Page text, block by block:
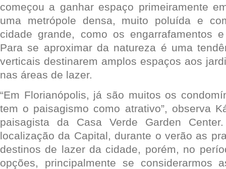
começou a ganhar espaço primeiramente
uma metrópole densa, muito poluída e
cidade grande, como os engarrafamentos
Para se aproximar da natureza é uma
verticais destinarem amplos espaços aos
nas áreas de lazer.
“Em Florianópolis, já são muitos os
tem o paisagismo como atrativo”, observa
paisagista da Casa Verde Garden
localização da Capital, durante o verão as
destinos de lazer da cidade, porém, no
opções, principalmente se considerarmos